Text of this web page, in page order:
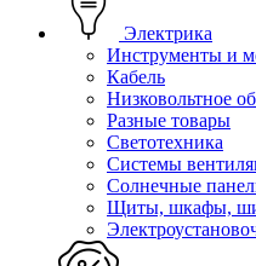
Электрика
Инструменты и
Кабель
Низковольтное
Разные товары
Светотехника
Системы
Солнечные
Щиты, шкафы,